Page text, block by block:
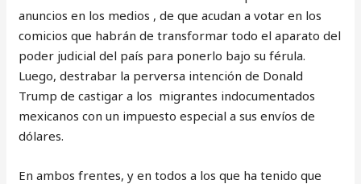
anuncios en los medios , de que acudan a votar en los
comicios que habrán de transformar todo el aparato del
poder judicial del país para ponerlo bajo su férula.
Luego, destrabar la perversa intención de Donald
Trump de castigar a los migrantes indocumentados
mexicanos con un impuesto especial a sus envíos de
dólares.
En ambos frentes, y en todos a los que ha tenido que